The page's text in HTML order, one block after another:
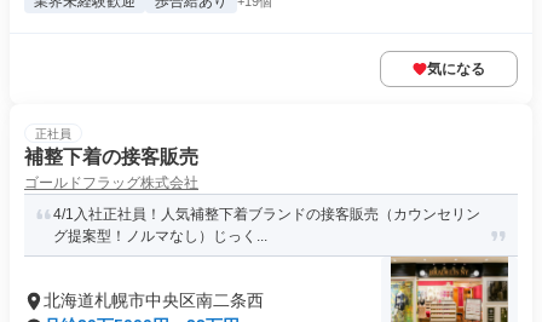
気になる
正社員
補整下着の接客販売
ゴールドフラッグ株式会社
4/1入社正社員！人気補整下着ブランドの接客販売（カウンセリン
グ提案型！ノルマなし）じっく...
北海道札幌市中央区南二条西